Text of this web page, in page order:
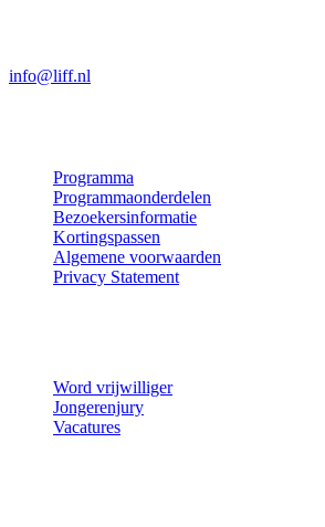
info@liff.nl
Programma
Programmaonderdelen
Bezoekersinformatie
Kortingspassen
Algemene voorwaarden
Privacy Statement
Word vrijwilliger
Jongerenjury
Vacatures